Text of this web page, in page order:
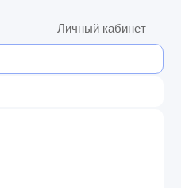
Личный кабинет